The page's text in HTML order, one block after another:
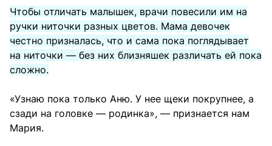
Чтобы отличать малышек, врачи повесили им на
ручки ниточки разных цветов. Мама девочек
честно призналась, что и сама пока поглядывает
на ниточки — без них близняшек различать ей пока
сложно.
«Узнаю пока только Аню. У нее щеки покрупнее, а
сзади на головке — родинка», — признается нам
Мария.